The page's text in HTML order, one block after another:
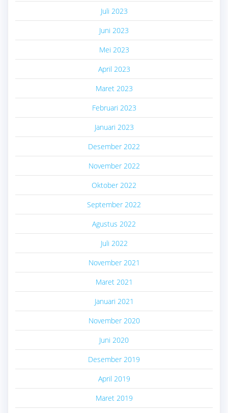
Juli 2023
Juni 2023
Mei 2023
April 2023
Maret 2023
Februari 2023
Januari 2023
Desember 2022
November 2022
Oktober 2022
September 2022
Agustus 2022
Juli 2022
November 2021
Maret 2021
Januari 2021
November 2020
Juni 2020
Desember 2019
April 2019
Maret 2019